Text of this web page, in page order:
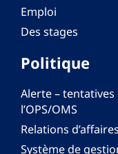
Emploi
Des stages
Politique
Alerte – tentatives
l’OPS/OMS
Relations
Système de